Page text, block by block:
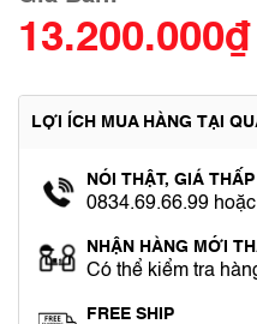
13.200.000₫
LỢI ÍCH MUA HÀNG TẠI
NÓI THẬT, GIÁ THẤP
0834.69.66.99
NHẬN HÀNG MỚI
Có thể kiểm tra
FREE SHIP